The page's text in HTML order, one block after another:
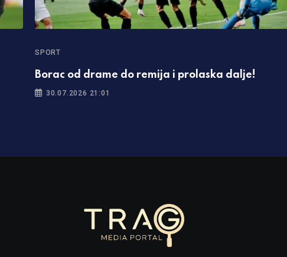
SPORT
Borac od drame do remija i prolaska dalje!
30.07.2026 21:01